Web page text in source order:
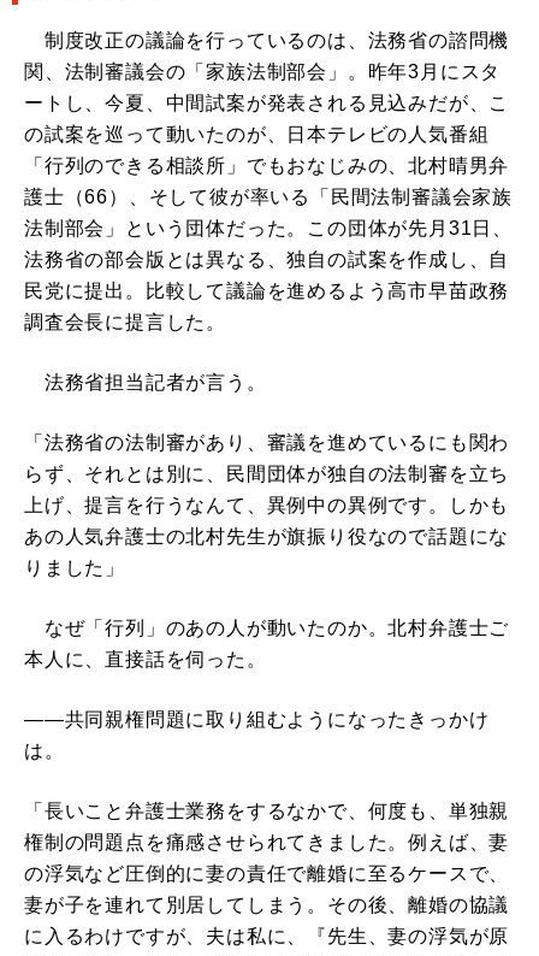
制度改正の議論を行っているのは、法務省の諮問機
関、法制審議会の「家族法制部会」。昨年3月にスタ
ートし、今夏、中間試案が発表される見込みだが、こ
の試案を巡って動いたのが、日本テレビの人気番組
「行列のできる相談所」でもおなじみの、北村晴男弁
護士（66）、そして彼が率いる「民間法制審議会家族
法制部会」という団体だった。この団体が先月31日、
法務省の部会版とは異なる、独自の試案を作成し、自
民党に提出。比較して議論を進めるよう高市早苗政務
調査会長に提言した。
法務省担当記者が言う。
「法務省の法制審があり、審議を進めているにも関わ
らず、それとは別に、民間団体が独自の法制審を立ち
上げ、提言を行うなんて、異例中の異例です。しかも
あの人気弁護士の北村先生が旗振り役なので話題にな
りました」
なぜ「行列」のあの人が動いたのか。北村弁護士ご
本人に、直接話を伺った。
――共同親権問題に取り組むようになったきっかけ
は。
「長いこと弁護士業務をするなかで、何度も、単独親
権制の問題点を痛感させられてきました。例えば、妻
の浮気など圧倒的に妻の責任で離婚に至るケースで、
妻が子を連れて別居してしまう。その後、離婚の協議
に入るわけですが、夫は私に、『先生、妻の浮気が原